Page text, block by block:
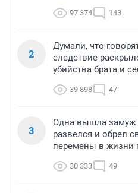
97 374 143
2
Думали, что
следствие
убийства брата и
39 898 47
3
Одна вышла замуж
развелся и обрел
перемены в жизни
30 333 49